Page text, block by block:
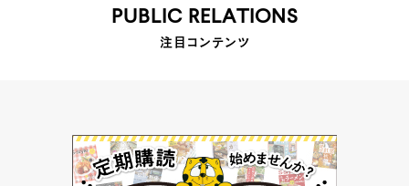
PUBLIC RELATIONS
注目コンテンツ